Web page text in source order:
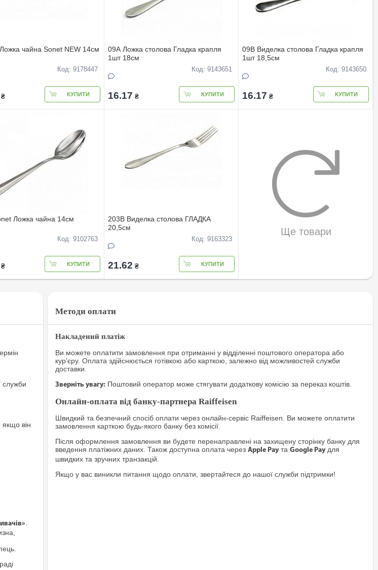
чайна Sonet NEW 14см
Код: 9178447
₴ КУПИТИ
09А Ложка столова Гладка крапля
1шт 18см
Код: 9143651
16.17 ₴ КУПИТИ
09В Виделка столова Гладка крапля
1шт 18,5см
Код: 9143650
16.17 ₴ КУПИТИ
Ложка чайна 14см
Код: 9102763
₴ КУПИТИ
203В Виделка столова ГЛАДКА
20,5см
Код: 9163323
21.62 ₴ КУПИТИ
Ще товари
служби
він
Методи оплати
Накладений платіж
Ви можете оплатити замовлення при отриманні у відділенні поштового оператора або
кур'єру. Оплата здійснюється готівкою або карткою, залежно від можливостей служби
доставки.
Зверніть увагу: Поштовий оператор може стягувати додаткову комісію за переказ коштів.
Онлайн-оплата від банку-партнера Raiffeisen
Швидкий та безпечний спосіб оплати через онлайн-сервіс Raiffeisen. Ви можете оплатити
замовлення карткою будь-якого банку без комісії.
Після оформлення замовлення ви будете перенаправлені на захищену сторінку банку для
введення платіжних даних. Також доступна оплата черезApple Pay таGoogle Pay для
швидких та зручних транзакцій.
Якщо у вас виникли питання щодо оплати, звертайтеся до нашої служби підтримки!